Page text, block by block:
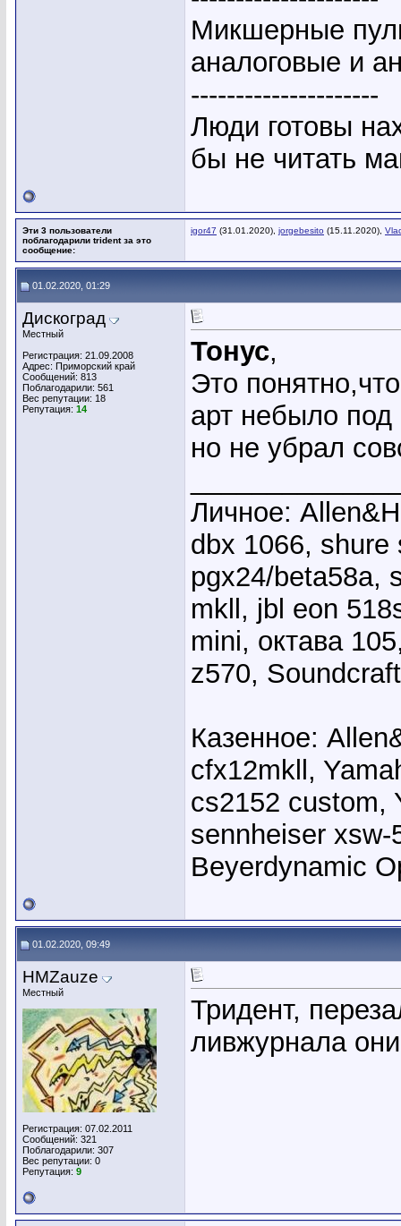
Микшерные
аналоговые и
---------------------
Люди готовы
бы не читать
Эти 3 пользователи
поблагодарили trident за это
сообщение:
igor47 (31.01.2020), jorgebesito (15.11.2020),
01.02.2020, 01:29
Дискоград
Местный
Регистрация: 21.09.2008
Адрес: Приморский край
Сообщений: 813
Поблагодарили: 561
Вес репутации: 18
Репутация: 14
Тонус,
Это
арт небыло
но не убрал
Личное:
dbx 1066,
pgx24/beta58a,
mkll, jbl eon
mini, октава
z570,
Казенное:
cfx12mkll,
cs2152 custom,
sennheiser
Beyerdynamic
01.02.2020, 09:49
HMZauze
Местный
Регистрация: 07.02.2011
Сообщений: 321
Поблагодарили: 307
Вес репутации: 0
Репутация: 9
Тридент,
ливжурнала